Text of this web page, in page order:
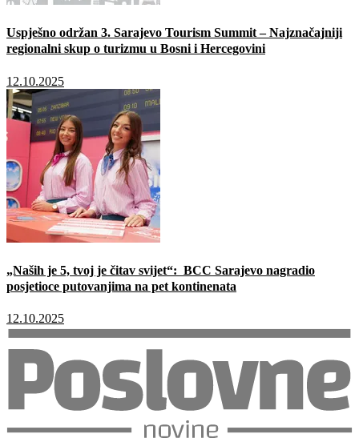
Uspješno održan 3. Sarajevo Tourism Summit – Najznačajniji
regionalni skup o turizmu u Bosni i Hercegovini
12.10.2025
„Naših je 5, tvoj je čitav svijet“: BCC Sarajevo nagradio
posjetioce putovanjima na pet kontinenata
12.10.2025